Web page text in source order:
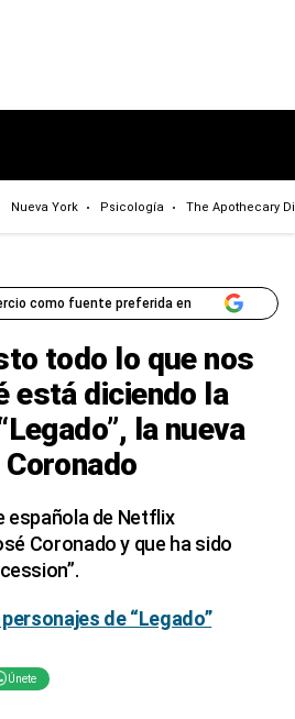
Nueva York Psicología The Apothecary
como fuente preferida en
todo lo que nos
está diciendo la
la nueva
española de Netflix
Coronado y que ha sido
de “Legado”
Únete